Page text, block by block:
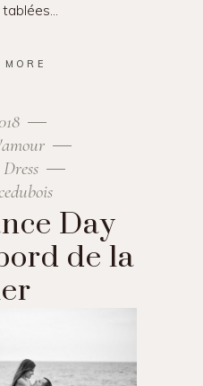
tablées
Day
de la